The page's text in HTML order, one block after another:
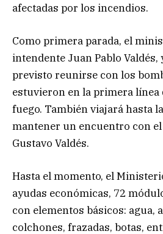
afectadas por los incendios.
Como primera parada, el
intendente Juan Pablo Valdés,
previsto reunirse con los
estuvieron en la primera línea
fuego. También viajará hasta
mantener un encuentro con
Gustavo Valdés.
Hasta el momento, el
ayudas económicas, 72
con elementos básicos: agua,
colchones, frazadas, botas,